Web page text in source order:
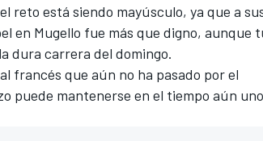
reto está siendo mayúsculo, ya que a
en Mugello fue más que digno, aunque
dura carrera del domingo.
francés que aún no ha pasado por el
puede mantenerse en el tiempo aún